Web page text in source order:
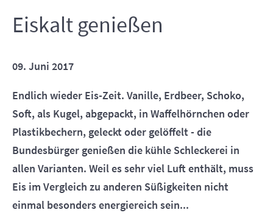
Eiskalt genießen
09. Juni 2017
Endlich wieder Eis-Zeit. Vanille, Erdbeer, Schoko,
Soft, als Kugel, abgepackt, in Waffelhörnchen oder
Plastikbechern, geleckt oder gelöffelt - die
Bundesbürger genießen die kühle Schleckerei in
allen Varianten. Weil es sehr viel Luft enthält, muss
Eis im Vergleich zu anderen Süßigkeiten nicht
einmal besonders energiereich sein...